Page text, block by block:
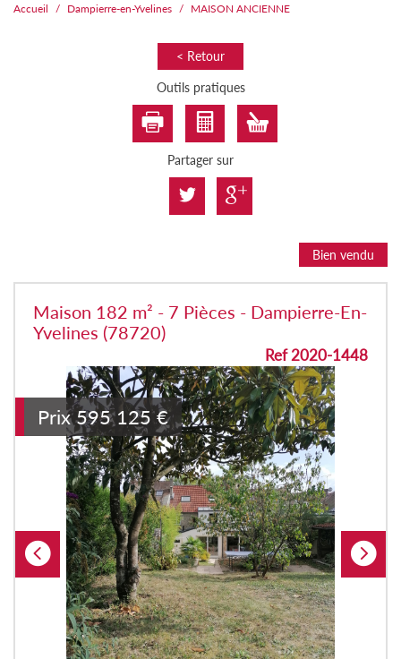
Accueil Dampierre-en-Yvelines MAISON ANCIENNE
< Retour
Outils pratiques
Partager sur
Bien vendu
Maison 182 m² - 7 Pièces - Dampierre-En-
Yvelines (78720)
Ref 2020-1448
Prix 595 125 €